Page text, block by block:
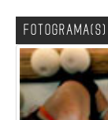
FOTOGRAMA(S)